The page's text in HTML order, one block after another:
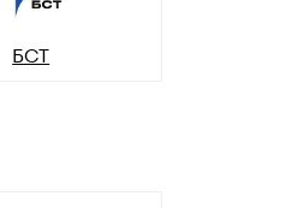
БСТ